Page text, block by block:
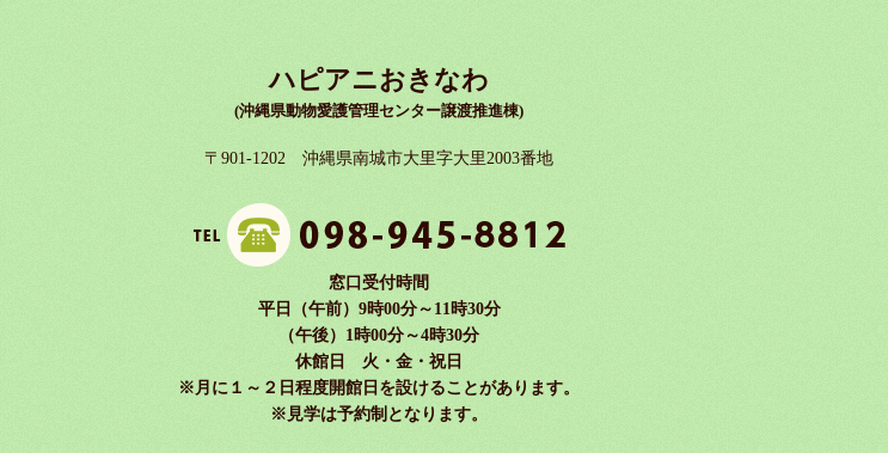
ハピアニおきなわ
(沖縄県動物愛護管理センター譲渡推進棟)
〒901-1202 沖縄県南城市大里字大里2003番地
窓口受付時間
平日（午前）9時00分～11時30分
（午後）1時00分～4時30分
休館日 火・金・祝日
※月に１～２日程度開館日を設けることがあります。
※見学は予約制となります。